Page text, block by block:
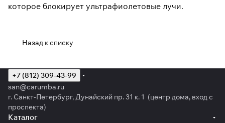
которое блокирует ультрафиолетовые лучи.
Назад к списку
+7 (812) 309-43-99
san@carumba.ru
г. Санкт-Петербург, Дунайский пр. 31 к. 1 (центр дома, вход с
проспекта)
Каталог